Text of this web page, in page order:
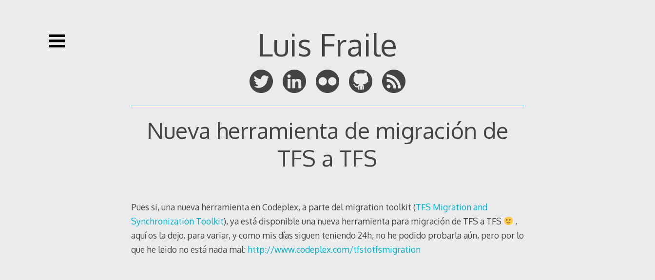
Luis Fraile
Nueva herramienta de migración de
TFS a TFS
Pues si, una nueva herramienta en Codeplex, a parte del migration toolkit (TFS Migration and
Synchronization Toolkit), ya está disponible una nueva herramienta para migración de TFS a TFS
,
aquí os la dejo, para variar, y como mis días siguen teniendo 24h, no he podido probarla aún, pero por lo
que he leido no está nada mal: http://www.codeplex.com/tfstotfsmigration